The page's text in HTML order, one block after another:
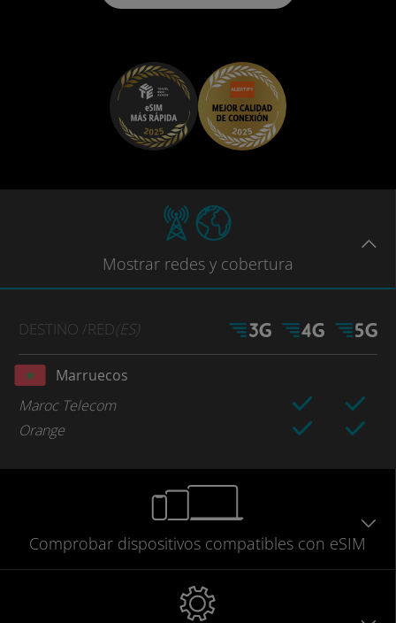
Mostrar redes y cobertura
DESTINO /RED(ES)
Marruecos
Maroc Telecom
Orange
Comprobar dispositivos compatibles con eSIM